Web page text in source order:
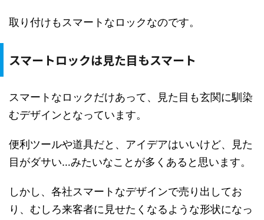
取り付けもスマートなロックなのです。
スマートロックは見た目もスマート
スマートなロックだけあって、見た目も玄関に馴染
むデザインとなっています。
便利ツールや道具だと、アイデアはいいけど、見た
目がダサい…みたいなことが多くあると思います。
しかし、各社スマートなデザインで売り出してお
り、むしろ来客者に見せたくなるような形状になっ